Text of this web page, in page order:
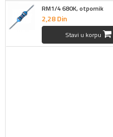
RM1/4 680K, otpornik
2,28Din
Stavi u korpu